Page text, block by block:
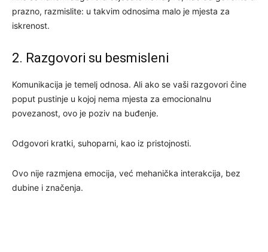
prazno, razmislite: u takvim odnosima malo je mjesta za
iskrenost.
2. Razgovori su besmisleni
Komunikacija je temelj odnosa. Ali ako se vaši razgovori čine
poput pustinje u kojoj nema mjesta za emocionalnu
povezanost, ovo je poziv na buđenje.
Odgovori kratki, suhoparni, kao iz pristojnosti.
Ovo nije razmjena emocija, već mehanička interakcija, bez
dubine i značenja.